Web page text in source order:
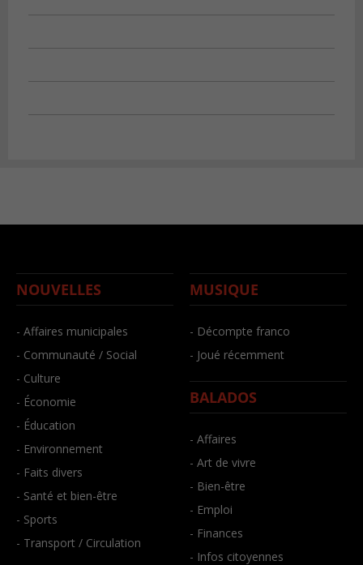
NOUVELLES
- Affaires municipales
- Communauté / Social
- Culture
- Économie
- Éducation
- Environnement
- Faits divers
- Santé et bien-être
- Sports
- Transport / Circulation
MUSIQUE
- Décompte franco
- Joué récemment
BALADOS
- Affaires
- Art de vivre
- Bien-être
- Emploi
- Finances
- Infos citoyennes